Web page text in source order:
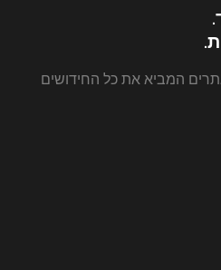
אתרים המביא את כל החידושים